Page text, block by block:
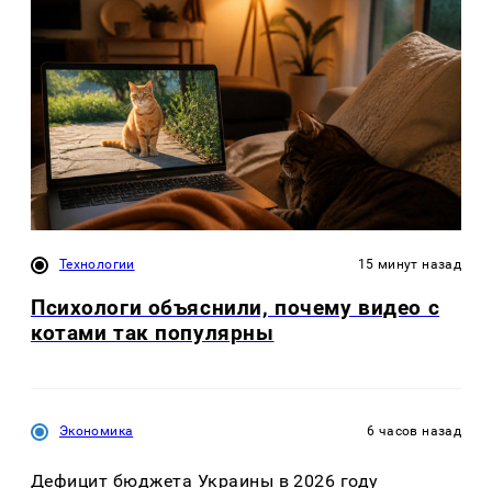
Технологии 15 минут назад
Психологи объяснили, почему видео с
котами так популярны
Экономика 6 часов назад
Дефицит бюджета Украины в 2026 году